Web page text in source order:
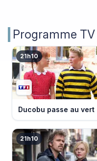
Programme
21h10
Ducobu passe au vert
21h10